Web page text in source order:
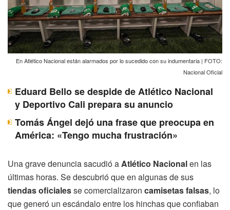
En Atlético Nacional están alarmados por lo sucedido con su indumentaria | FOTO:
Nacional Oficial
Eduard Bello se despide de Atlético Nacional
y Deportivo Cali prepara su anuncio
Tomás Ángel dejó una frase que preocupa en
América: «Tengo mucha frustración»
Una grave denuncia sacudió aAtlético Nacionalen las
últimas horas. Se descubrió que en algunas de sus
tiendas oficialesse comercializaron camisetas falsas, lo
que generó un escándalo entre los hinchas que confiaban